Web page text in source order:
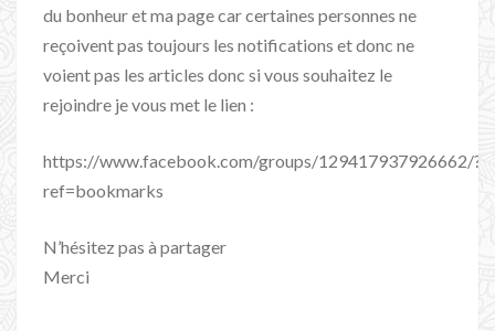
du bonheur et ma page car certaines personnes ne
reçoivent pas toujours les notifications et donc ne
voient pas les articles donc si vous souhaitez le
rejoindre je vous met le lien :
https://www.facebook.com/groups/129417937926662/?
ref=bookmarks
N’hésitez pas à partager
Merci